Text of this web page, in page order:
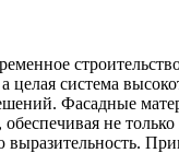
целая система
Фасадные
не
выразительность.